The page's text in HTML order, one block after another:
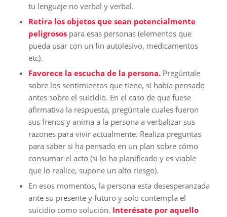
tu lenguaje no verbal y verbal.
Retira los objetos que sean potencialmente
peligrosospara esas personas (elementos que
pueda usar con un fin autolesivo, medicamentos
etc).
Favorece la escucha de la persona. Pregúntale
sobre los sentimientos que tiene, si había pensado
antes sobre el suicidio. En el caso de que fuese
afirmativa la respuesta, pregúntale cuales fueron
sus frenos y anima a la persona a verbalizar sus
razones para vivir actualmente. Realiza preguntas
para saber si ha pensado en un plan sobre cómo
consumar el acto (si lo ha planificado y es viable
que lo realice, supone un alto riesgo).
En esos momentos, la persona esta desesperanzada
ante su presente y futuro y solo contempla el
suicidio como solución. Interésate por aquello